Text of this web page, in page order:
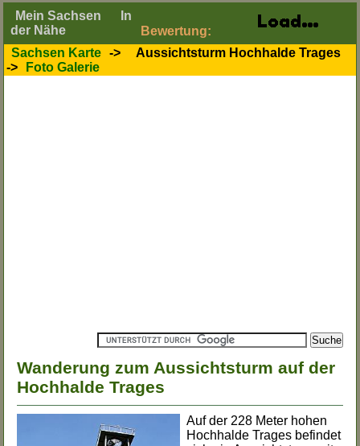
Bewertung:
Mein Sachsen
In
der Nähe
Sachsen Karte ->
Aussichtsturm Hochhalde Trages
->
Foto Galerie
Wanderung zum Aussichtsturm auf der
Hochhalde Trages
Auf der 228 Meter hohen
Hochhalde Trages befindet